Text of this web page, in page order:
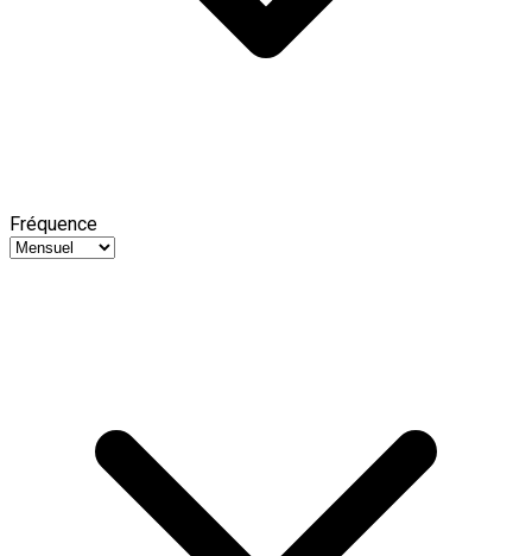
Fréquence